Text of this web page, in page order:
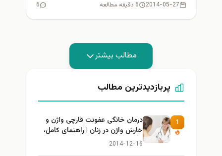
2014-05-27 6 دقیقه مطالعه 6
مطالب بیشتر
پربازدیدترین مطالب
1
درمان خانگی عفونت قارچی واژن و
خارش واژن در زنان | راهنمای کامل،
ایمن و کاربردی
2014-12-16